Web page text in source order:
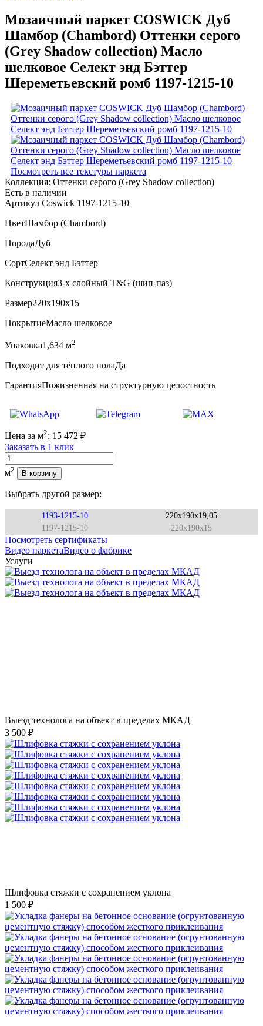
Мозаичный паркет COSWICK Дуб
Шамбор (Chambord) Оттенки серого
(Grеy Shadow collection) Масло
шелковое Селект энд Бэттер
Шереметьевский ромб 1197-1215-10
Посмотреть все текстуры паркета
Коллекция: Оттенки серого (Grеy Shadow collection)
Есть в наличии
Артикул Coswick 1197-1215-10
ЦветШамбор (Chambord)
ПородаДуб
СортСелект энд Бэттер
Конструкция3-х слойный T&G (шип-паз)
Размер220x190x15
ПокрытиеМасло шелковое
Упаковка1,634 м2
Подходит для тёплого полаДа
ГарантияПожизненная на структурную целостность
Цена за м2: 15 472 ₽
Заказать в 1 клик
Количество
м2 В корзину
Выбрать другой размер:
1193-1215-10
220x190x19,05
1197-1215-10
220x190x15
Посмотреть сертификаты
Видео паркетаВидео о фабрике
Услуги
Выезд технолога на объект в пределах МКАД
3 500 ₽
Шлифовка стяжки с сохранением уклона
1 500 ₽